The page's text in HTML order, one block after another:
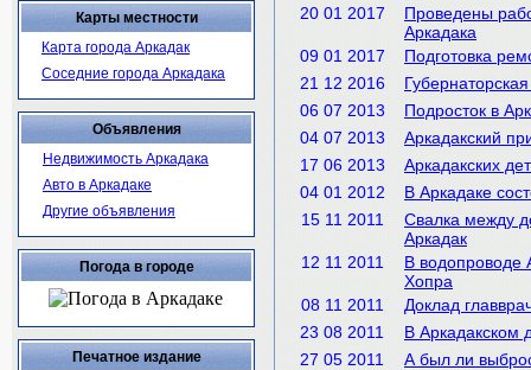
Карты местности
Карта города Аркадак
Соседние города Аркадака
Объявления
Недвижимость Аркадака
Авто в Аркадаке
Другие объявления
Погода в городе
Печатное издание
20 01 2017
Проведены
Аркадака
09 01 2017
Подготовка
21 12 2016
06 07 2013
Подросток в
04 07 2013
Аркадакский
17 06 2013
Аркадакских
04 01 2012
В Аркадаке
15 11 2011
Свалка между
Аркадак
12 11 2011
В водопроводе
Хопра
08 11 2011
Доклад
23 08 2011
В Аркадакском
27 05 2011
А был ли